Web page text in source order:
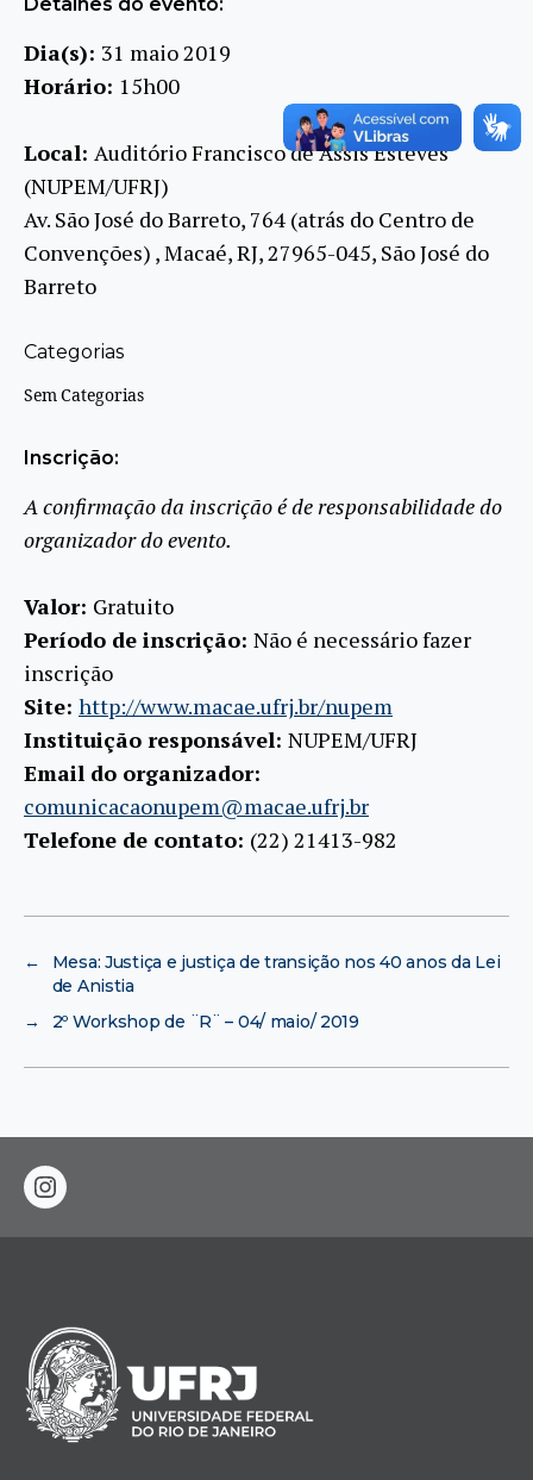
Dia(s): 31 maio 2019
Horário: 15h00
Local: Auditório Francisco de Assis Esteves
(NUPEM/UFRJ)
Av. São José do Barreto, 764 (atrás do Centro de
Convenções) , Macaé, RJ, 27965-045, São José do
Barreto
Categorias
Sem Categorias
Inscrição:
A confirmação da inscrição é de responsabilidade do
organizador do evento.
Valor: Gratuito
Período de inscrição: Não é necessário fazer
inscrição
Site: http://www.macae.ufrj.br/nupem
Instituição responsável: NUPEM/UFRJ
Email do organizador:
comunicacaonupem@macae.ufrj.br
Telefone de contato: (22) 21413-982
←
Mesa: Justiça e justiça de transição nos 40 anos da Lei
de Anistia
→
2º Workshop de ¨R¨ – 04/ maio/ 2019
instagram